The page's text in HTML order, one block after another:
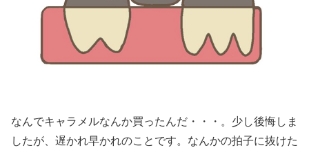
なんでキャラメルなんか買ったんだ・・・。少し後悔しま
したが、遅かれ早かれのことです。なんかの拍子に抜けた